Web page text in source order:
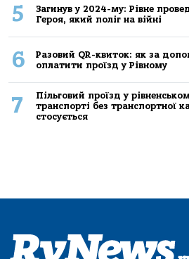
5
Загинув у 2024-му: Рівне
Героя, який поліг на війні
6
Разовий QR-квиток: як за
оплатити проїзд у Рівному
7
Пільговий проїзд у
транспорті без транспортної
стосується